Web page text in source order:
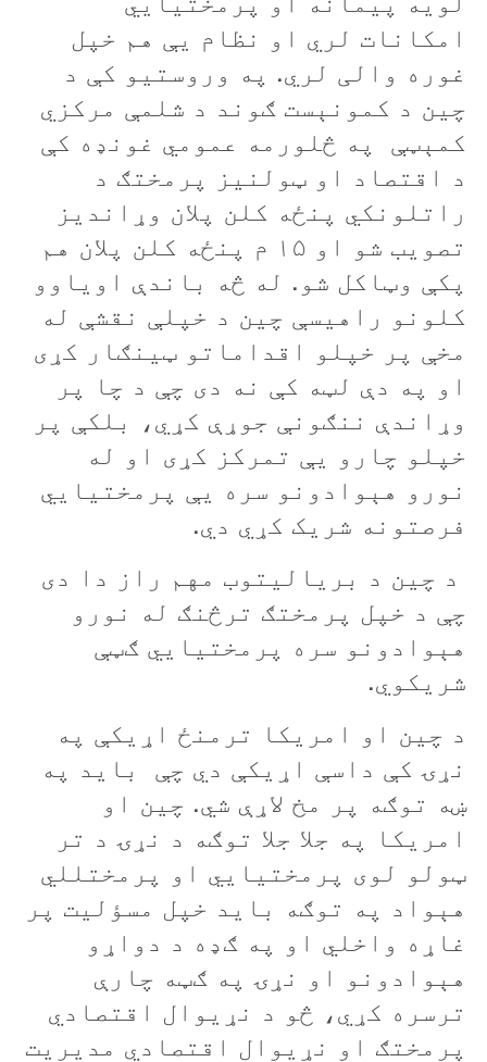
امکانات لري او نظام يې هم خپل
غوره والی لري. په وروستيو کې د
چين د کمونېست ګوند د شلمې مرکزي
کمېټې په څلورمه عمومي غونډه کې
د اقتصاد او ټولنيز پرمختګ د
راتلونکي پنځه کلن پلان وړانديز
تصويب شو او ۱۵ م پنځه کلن پلان هم
پکې وټاکل شو. له څه باندې اوياوو
کلونو راهيسې چين د خپلې نقشې له
مخې پر خپلو اقداماتو ټینګار کړی
او په دې لټه کې نه دی چې د چا پر
وړاندې ننګونې جوړې کړي، بلکې پر
خپلو چارو يې تمرکز کړی او له
نورو هېوادونو سره يې پرمختيايي
فرصتونه شريک کړي دي.
د چين د برياليتوب مهم راز دا دی
چې د خپل پرمختګ ترڅنګ له نورو
هېوادونو سره پرمختيايي ګټې
شريکوي.
د چين او امریکا ترمنځ اړيکې په
نړۍ کې داسې اړيکې دي چې بايد په
ښه توګه پر مخ لاړې شي. چين او
امریکا په جلا جلا توګه د نړۍ د تر
ټولو لوی پرمختيايي او پرمختللي
هېواد په توګه بايد خپل مسؤليت پر
غاړه واخلي او په ګډه د دواړو
هېوادونو او نړۍ په ګټه چارې
ترسره کړي، څو د نړيوال اقتصادي
پرمختګ او نړيوال اقتصادي مديريت